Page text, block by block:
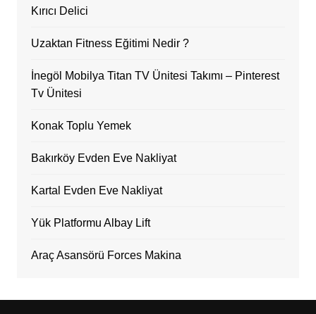
Kırıcı Delici
Uzaktan Fitness Eğitimi Nedir ?
İnegöl Mobilya Titan TV Ünitesi Takımı – Pinterest
Tv Ünitesi
Konak Toplu Yemek
Bakırköy Evden Eve Nakliyat
Kartal Evden Eve Nakliyat
Yük Platformu Albay Lift
Araç Asansörü Forces Makina